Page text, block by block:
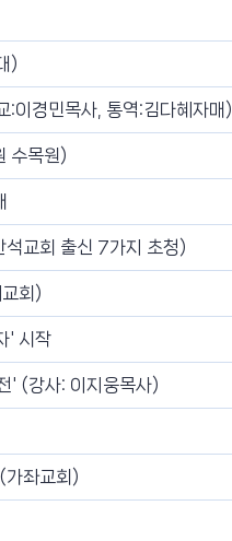
)
:이경민목사, 통역:김다혜자매)
수목원)
교회 출신 7가지 초청)
회)
' 시작
' (강사: 이지웅목사)
좌교회)